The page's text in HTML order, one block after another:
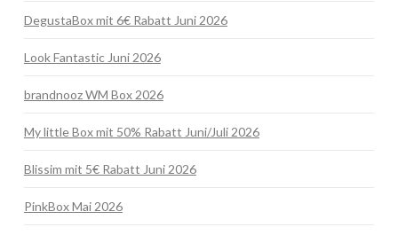
DegustaBox mit 6€ Rabatt Juni 2026
Look Fantastic Juni 2026
brandnooz WM Box 2026
My little Box mit 50% Rabatt Juni/Juli 2026
Blissim mit 5€ Rabatt Juni 2026
PinkBox Mai 2026